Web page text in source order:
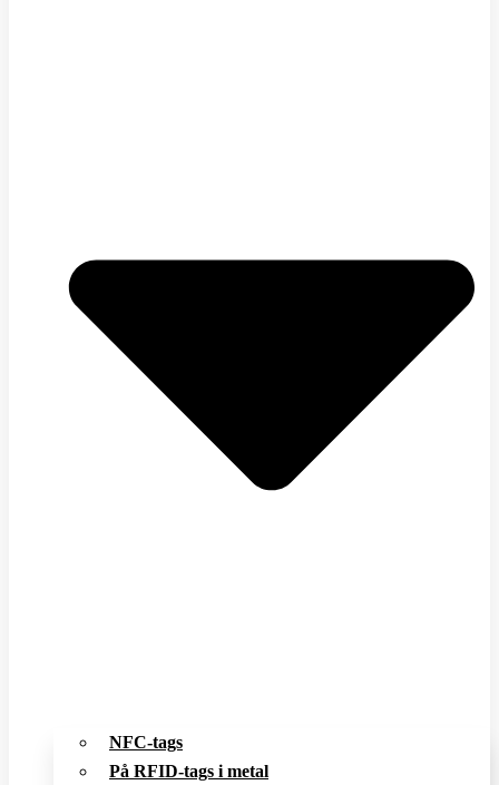
NFC-tags
På RFID-tags i metal